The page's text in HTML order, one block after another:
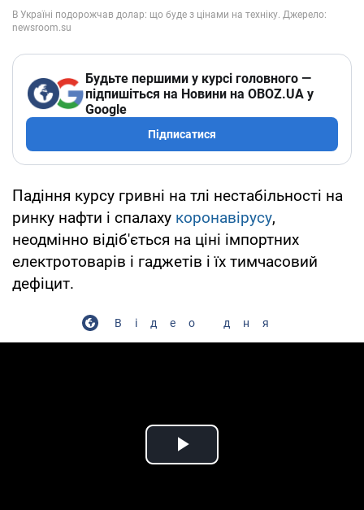
Будьте першими у курсі головного —
підпишіться на Новини на OBOZ.UA у
Google
Підписатися
Падіння курсу гривні на тлі нестабільності на
ринку нафти і спалаху коронавірусу,
неодмінно відіб'ється на ціні імпортних
електротоварів і гаджетів і їх тимчасовий
дефіцит.
Відео дня
Play Video